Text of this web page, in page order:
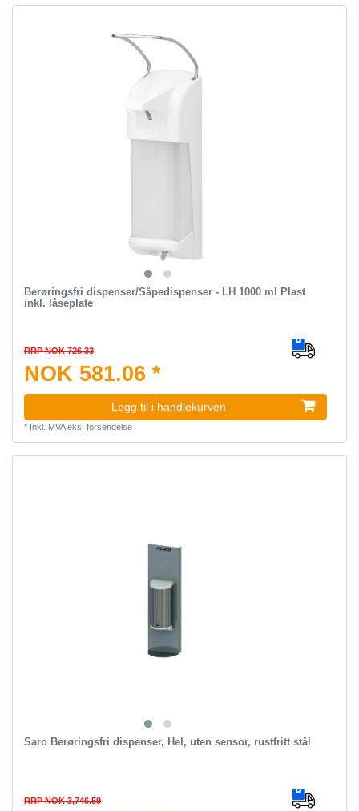
Berøringsfri dispenser/Såpedispenser - LH 1000 ml Plast
inkl. låseplate
RRP NOK 726.33
NOK 581.06 *
Legg til i handlekurven
* Inkl. MVAeks. forsendelse
Saro Berøringsfri dispenser, Hel, uten sensor, rustfritt stål
RRP NOK 3,746.59